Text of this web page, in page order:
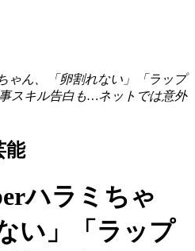
ゃん、「卵割れない」「ラップ
スキル告白も…ネットでは意外
能
ハラミちゃ
い」「ラップ